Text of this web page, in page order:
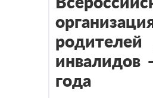
родителей
инвалидов
года